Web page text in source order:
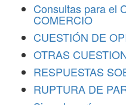
Consultas para el
COMERCIO
CUESTIÓN DE
OTRAS
RESPUESTAS
RUPTURA DE